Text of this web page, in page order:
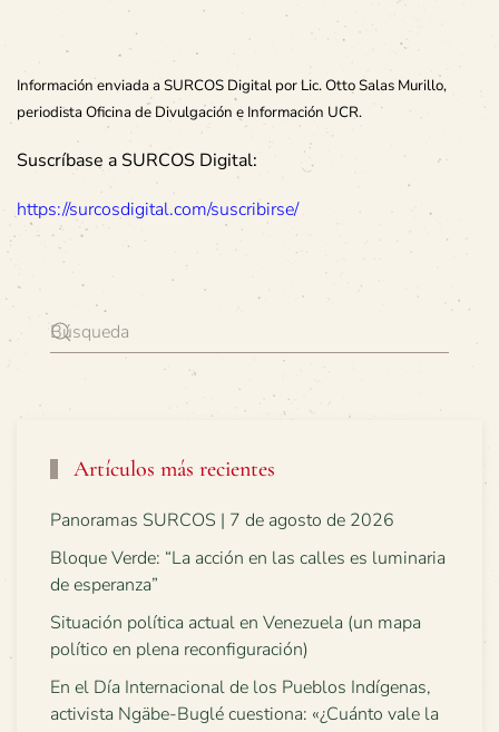
Información enviada a SURCOS Digital por Lic. Otto Salas Murillo,
periodista Oficina de Divulgación e Información UCR.
Suscríbase a SURCOS Digital:
https://surcosdigital.com/suscribirse/
Artículos más recientes
Panoramas SURCOS | 7 de agosto de 2026
Bloque Verde: “La acción en las calles es luminaria
de esperanza”
Situación política actual en Venezuela (un mapa
político en plena reconfiguración)
En el Día Internacional de los Pueblos Indígenas,
activista Ngäbe-Buglé cuestiona: «¿Cuánto vale la